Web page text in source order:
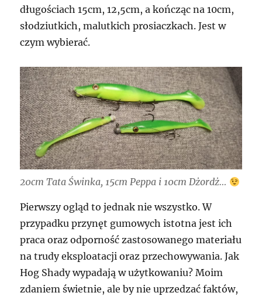
długościach 15cm, 12,5cm, a kończąc na 10cm,
słodziutkich, malutkich prosiaczkach. Jest w
czym wybierać.
20cm Tata Świnka, 15cm Peppa i 10cm Dżordż…
Pierwszy ogląd to jednak nie wszystko. W
przypadku przynęt gumowych istotna jest ich
praca oraz odporność zastosowanego materiału
na trudy eksploatacji oraz przechowywania. Jak
Hog Shady wypadają w użytkowaniu? Moim
zdaniem świetnie, ale by nie uprzedzać faktów,